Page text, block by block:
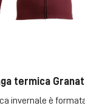
termica
invernale è